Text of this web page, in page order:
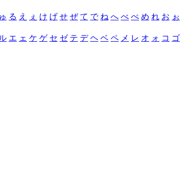
ゅ る え ぇ け げ せ ぜ て で ね へ べ ぺ め れ お ぉ
エ ェ ケ ゲ セ ゼ テ デ ヘ ベ ペ メ レ オ ォ コ ゴ